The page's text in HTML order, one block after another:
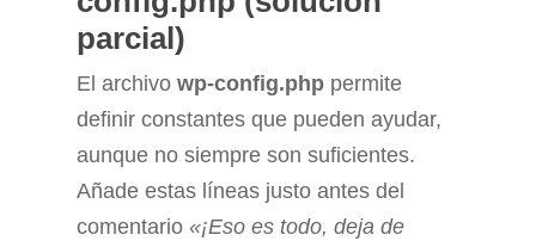
parcial)
El archivo wp-config.php permite
definir constantes que pueden ayudar,
aunque no siempre son suficientes.
Añade estas líneas justo antes del
comentario «¡Eso es todo, deja de